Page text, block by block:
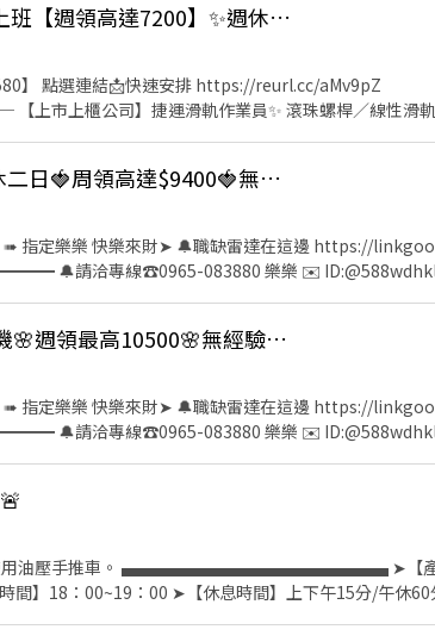
夜班19:50~05:10 如有加班07:50 ⏩薪資結構： 日班高
配合加班$75,900 (以上薪資含津貼加班) ✨用餐規
享有勞、健保、團保勞退6％ ⭕有實體門市、非詐騙
心
🕹️新北75K技術型轉職✨穿便服上班【週領高達7200】✨週休二日#高錄取
】 點選連結📩快速安排 https://reurl.cc/aMv9pZ
司】捷運滑軌作業員✨ 滾珠螺桿／線性滑軌
標✨✨ ✈️三多國中1分 ✈️興仁花園夜市2分鐘 ✈️樹
樹林火車站8分鐘 ─────────────────── ⭕
內容
🍓久坐爽缺(樹林２６０H)🍓週休二日🍓周領高達$9400🍓無經驗可🍓立即下夜🍓
這邊 https://linkgoods.com/quickly0524
🔔請洽專線☎️0965-083880 樂樂 ✉️ ID:@588wdhkl
【工作內容】3C轉軸零件、久坐組裝、操機、檢驗
工作時段＆薪資】-含津貼及加班- ❤️日班 08:00-17:00
薪$260 【薪約$45760-$73498】 ▶️▶️公車可達▶️▶️ 701
☀️➖➖➖ ⭕️享有勞、健保、團保勞退6％⭕️ ☎️快速來電
碼搜尋可直接加好友 ➖➖➖➖➖➖➖➖➖➖➖➖➖➖➖ ⭕️
正規公司 ✔️高錄取、非詐騙、拒絕騙個資
🌸夯高薪(樹林75K)🌸5G藍芽耳機🌸週領最高10500🌸無經驗可🌸夜班隔天下🌸
這邊 https://linkgoods.com/quickly0524
🔔請洽專線☎️0965-083880 樂樂 ✉️ ID:@588wdhkl
分鐘 ❤️【工作地點】樹林博愛街(近樹林火車站、樹林
作 組裝 品檢 ❤️【休息時間】上下午各10分、中午1H ❤️
資結構】含津貼加班 ❤️日班07:50-17:10 時薪230/H
錯過會想哭，先報名止痛☀️➖➖➖ ⭕️享有勞、健保、團
➤記得要加@ ☑️手機號碼搜尋可直接加好友
保勞退6％ ✔️實體門市經營、正規公司 ✔️高錄取、非詐
需使用油壓手推車。 ▄▄▄▄▄▄▄▄▄▄▄▄▄▄▄▄ ➤【
間】18：00~19：00 ➤【休息時間】上下午15分/午休